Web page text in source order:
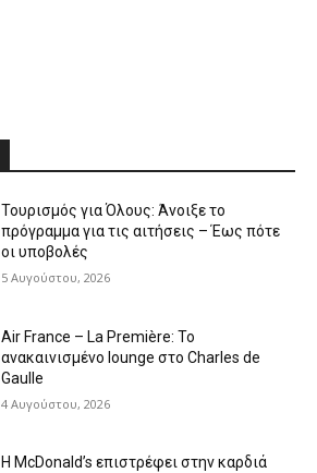
Τουρισμός για Όλους: Άνοιξε το
πρόγραμμα για τις αιτήσεις – Έως πότε
οι υποβολές
5 Αυγούστου, 2026
Air France – La Première: Το
ανακαινισμένο lounge στο Charles de
Gaulle
4 Αυγούστου, 2026
Η McDonald’s επιστρέφει στην καρδιά